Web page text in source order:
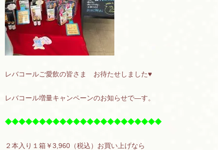
レバコールご愛飲の皆さま お待たせしました♥
レバコール増量キャンペーンのお知らせで―す。
◆◆◆◆◆◆◆◆◆◆◆◆◆◆◆◆◆◆◆◆◆◆◆
２本入り１箱￥3,960（税込）お買い上げなら